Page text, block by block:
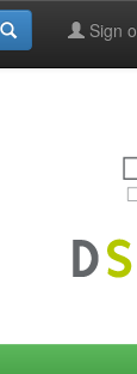
Sign